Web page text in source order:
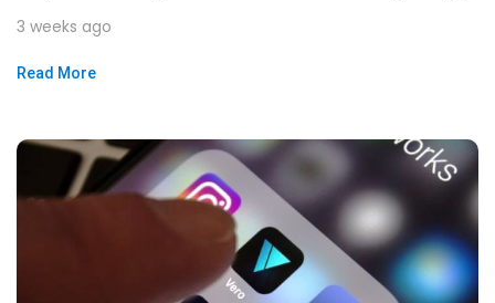
3 weeks ago
Read More